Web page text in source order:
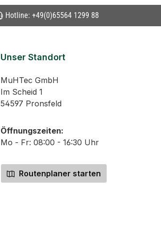
Hotline:+49(0)65564 1299 88
Unser Standort
MuHTec GmbH
Im Scheid 1
54597 Pronsfeld
Öffnungszeiten:
Mo - Fr: 08:00 - 16:30 Uhr
Routenplaner starten